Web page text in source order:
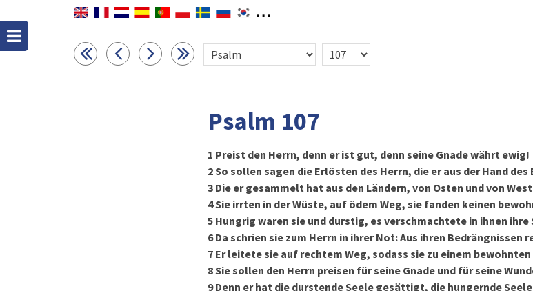
Psalm 107
1 Preist den Herrn, denn er ist gut, denn seine Gnade währt ewig!
2So sollen sagen die Erlösten des Herrn, die er aus der Hand
3 Die er gesammelt hat aus den Ländern, von Osten und von
4Sie irrten in der Wüste, auf ödem Weg, sie fanden keinen
5 Hungrig waren sie und durstig, es verschmachtete in ihnen ihre
6Da schrien sie zum Herrn in ihrer Not: Aus ihren Bedrängnissen
7 Er leitete sie auf rechtem Weg, sodass sie zu einem
8Sie sollen den Herrn preisen für seine Gnade und für seine
9Denn er hat die durstende Seele gesättigt, die hungernde